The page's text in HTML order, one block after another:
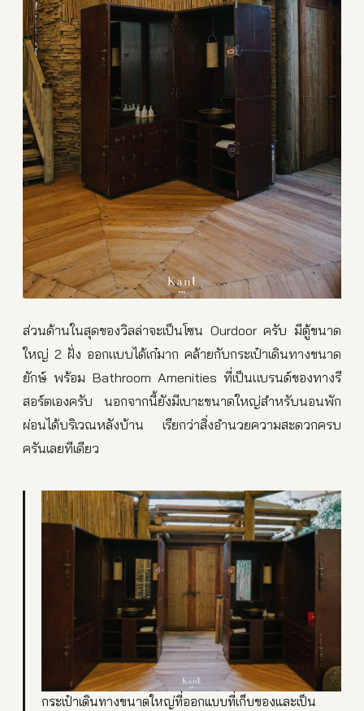
ส่วนด้านในสุดของวิลล่าจะเป็นโซน Ourdoor ครับ มีตู้ขนาด
ใหญ่ 2 ฝั่ง ออกแบบได้เก๋มาก คล้ายกับกระเป๋าเดินทางขนาด
ยักษ์ พร้อม Bathroom Amenities ที่เป็นแบรนด์ของทางรี
สอร์ตเองครับ นอกจากนี้ยังมีเบาะขนาดใหญ่สำหรับนอนพัก
ผ่อนได้บริเวณหลังบ้าน เรียกว่าสิ่งอำนวยความสะดวกครบ
ครันเลยทีเดียว
กระเป๋าเดินทางขนาดใหญ่ที่ออกแบบที่เก็บของและเป็น